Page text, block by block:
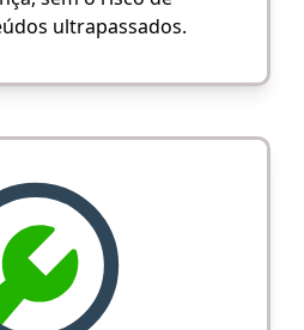
ultrapassados.